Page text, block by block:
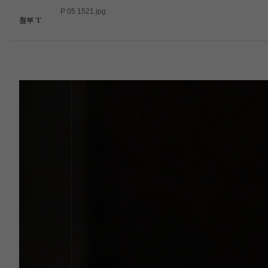
첨부 '1'
P 05 1521.jpg